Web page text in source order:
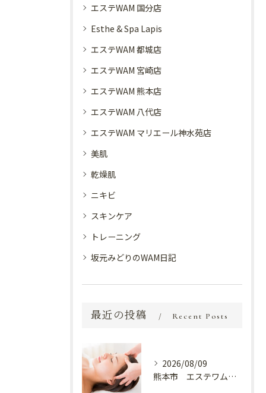
エステWAM 国分店
Esthe & Spa Lapis
エステWAM 都城店
エステWAM 宮崎店
エステWAM 熊本店
エステWAM 八代店
エステWAM マリエール神水苑店
美肌
乾燥肌
ニキビ
スキンケア
トレーニング
坂元みどりのWAM日記
最近の投稿 Recent Posts
2026/08/09
熊本市 エステワム熊本店 癒しのクールヘッドマッサージ♬